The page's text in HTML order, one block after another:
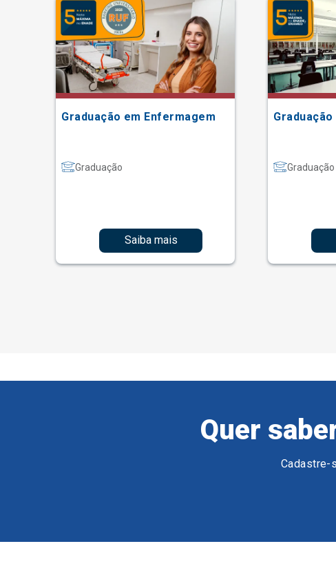
Graduação em Enfermagem
Graduação
Saiba mais
Graduação
Quer
Cadastre-